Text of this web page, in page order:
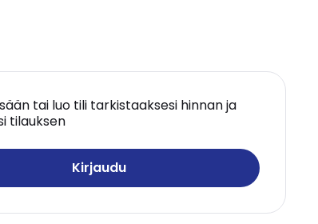
tai luo tili tarkistaaksesi hinnan ja
tilauksen
Kirjaudu